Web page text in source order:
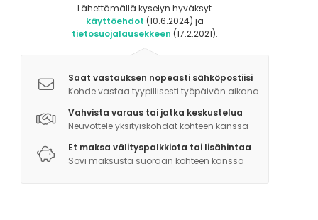
Lähettämällä kyselyn hyväksyt
käyttöehdot (10.6.2024) ja
tietosuojalausekkeen (17.2.2021).
Saat vastauksen nopeasti sähköpostiisi
Kohde vastaa tyypillisesti työpäivän aikana
Vahvista varaus tai jatka keskustelua
Neuvottele yksityiskohdat kohteen kanssa
Et maksa välityspalkkiota tai lisähintaa
Sovi maksusta suoraan kohteen kanssa